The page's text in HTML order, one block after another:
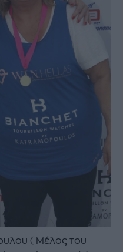
( Μέλος του